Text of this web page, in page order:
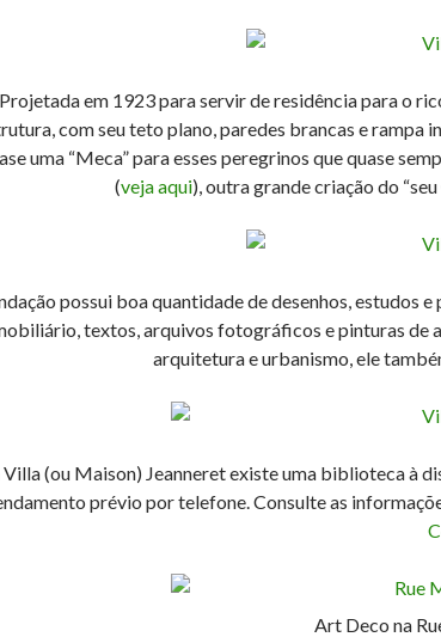
Projetada em 1923 para servir de residência para o
com seu teto plano, paredes brancas e
uma “Meca” para esses peregrinos que quase
(veja aqui), outra grande criação do
possui boa quantidade de desenhos, estudos
textos, arquivos fotográficos e pinturas de
arquitetura e urbanismo, ele
Villa (ou Maison) Jeanneret existe uma biblioteca à
prévio por telefone. Consulte as
Art Deco na